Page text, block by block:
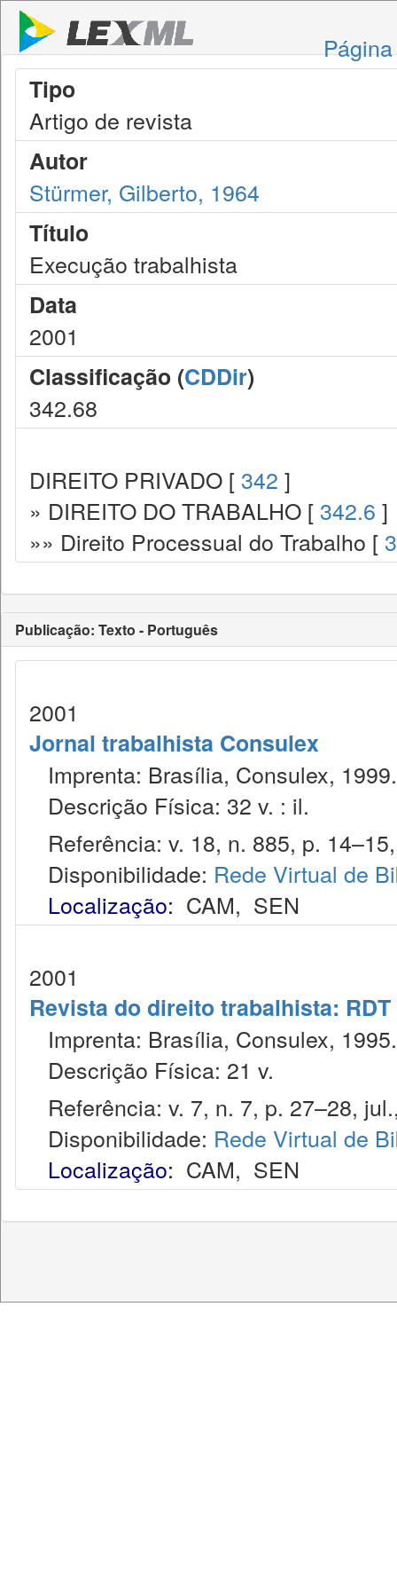
Tipo
Artigo de revista
Autor
Stürmer, Gilberto, 1964
Título
Execução trabalhista
Data
2001
Classificação (CDDir)
342.68
DIREITO PRIVADO [ 342 ]
» DIREITO DO TRABALHO [ 342.6 ]
»» Direito Processual do Trabalho [
Publicação: Texto - Português
2001
Jornal trabalhista Consulex
Imprenta: Brasília, Consulex, 1999.
Descrição Física: 32 v. : il.
Referência: v. 18, n. 885, p.
Disponibilidade: Rede Virtual de
Localização: CAM, SEN
2001
Revista do direito trabalhista: RDT
Imprenta: Brasília, Consulex, 1995.
Descrição Física: 21 v.
Referência: v. 7, n. 7, p. 27–28,
Disponibilidade: Rede Virtual de
Localização: CAM, SEN